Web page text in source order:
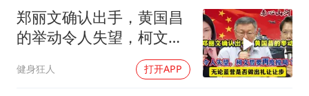
乐享全民健身 共筑健康中国
郑丽文确认出手，黄国昌
的举动令人失望，柯文哲
健身狂人 打开APP